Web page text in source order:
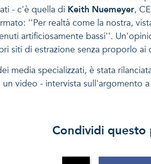
- c'è quella di Keith Nuemeyer,
''Per realtà come la nostra,
artificiosamente bassi''.
siti di estrazione senza proporlo ai
media specializzati, è stata
un video - intervista sull'argomento a
Condividi questo